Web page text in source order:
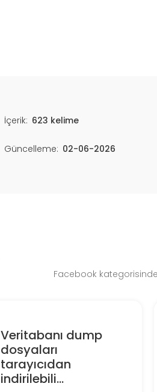
İçerik: 623 kelime
Güncelleme: 02-06-2026
Facebook
Veritabanı dump
dosyaları
tarayıcıdan
indirilebili...